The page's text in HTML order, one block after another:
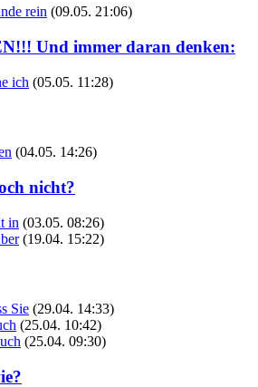
rein (09.05. 21:06)
Und immer daran denken:
ich (05.05. 11:28)
(04.05. 14:26)
nicht?
in (03.05. 08:26)
(19.04. 15:22)
Sie (29.04. 14:33)
(25.04. 10:42)
(25.04. 09:30)